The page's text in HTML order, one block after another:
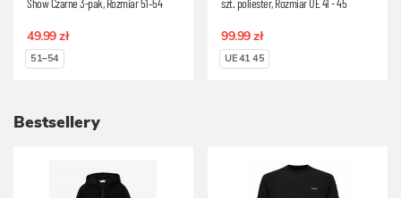
Show Czarne 3-pak, Rozmiar 51–54
49.99 zł
51–54
szt. poliester, Rozmiar UE 41 - 45
99.99 zł
UE 41 45
Bestsellery